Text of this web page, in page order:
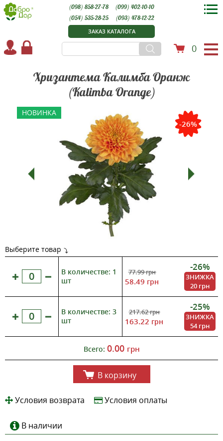
ЗАКАЗ КАТАЛОГА
0
(098) 858-27-78
(099) 402-10-10
(054) 535-28-25
(093) 478-12-22
Хризантема Калимба Оранж
(Kalimba Orange)
НОВИНКА
-26%
Выберите товар
В количестве: 1
шт
77.99грн
58.49 грн
-26%
ЗНИЖКА
20 грн
В количестве: 3
шт
217.62грн
163.22 грн
-25%
ЗНИЖКА
54 грн
Всего: 0.00 грн
В корзину
Условия возврата Условия оплаты
В наличии